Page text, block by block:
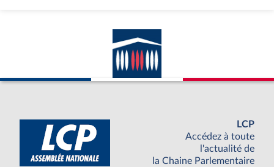
LCP
Accédez à toute
l'actualité de
la Chaine Parlementaire